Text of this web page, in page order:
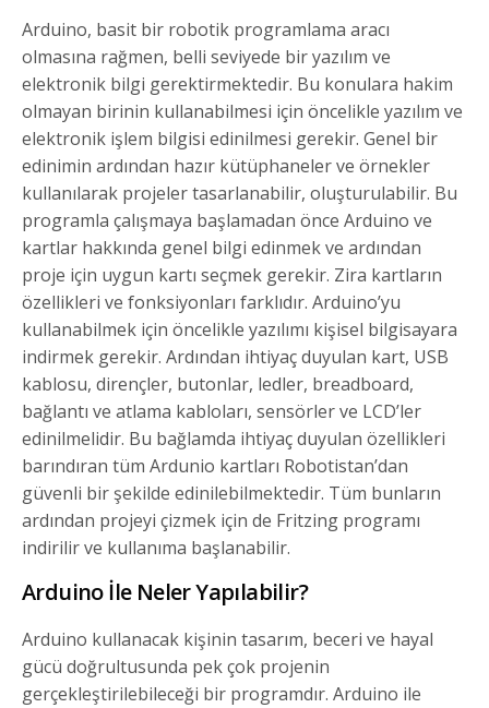
Arduino, basit bir robotik programlama aracı
olmasına rağmen, belli seviyede bir yazılım ve
elektronik bilgi gerektirmektedir. Bu konulara hakim
olmayan birinin kullanabilmesi için öncelikle yazılım ve
elektronik işlem bilgisi edinilmesi gerekir. Genel bir
edinimin ardından hazır kütüphaneler ve örnekler
kullanılarak projeler tasarlanabilir, oluşturulabilir. Bu
programla çalışmaya başlamadan önce Arduino ve
kartlar hakkında genel bilgi edinmek ve ardından
proje için uygun kartı seçmek gerekir. Zira kartların
özellikleri ve fonksiyonları farklıdır. Arduino’yu
kullanabilmek için öncelikle yazılımı kişisel bilgisayara
indirmek gerekir. Ardından ihtiyaç duyulan kart, USB
kablosu, dirençler, butonlar, ledler, breadboard,
bağlantı ve atlama kabloları, sensörler ve LCD’ler
edinilmelidir. Bu bağlamda ihtiyaç duyulan özellikleri
barındıran tüm Ardunio kartları Robotistan’dan
güvenli bir şekilde edinilebilmektedir. Tüm bunların
ardından projeyi çizmek için de Fritzing programı
indirilir ve kullanıma başlanabilir.
Arduino İle Neler Yapılabilir?
Arduino kullanacak kişinin tasarım, beceri ve hayal
gücü doğrultusunda pek çok projenin
gerçekleştirilebileceği bir programdır. Arduino ile